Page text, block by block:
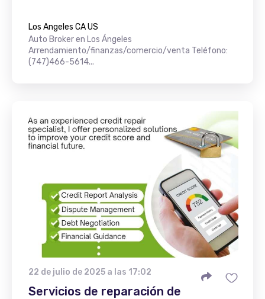
Los Angeles CA US
Auto Broker en Los Ángeles
Arrendamiento/finanzas/comercio/venta Teléfono:
(747)466-5614...
22 de julio de 2025 a las 17:02
Servicios de reparación de